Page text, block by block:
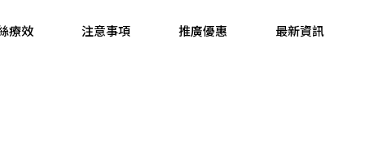
療效 注意事項 推廣優惠 最新資訊